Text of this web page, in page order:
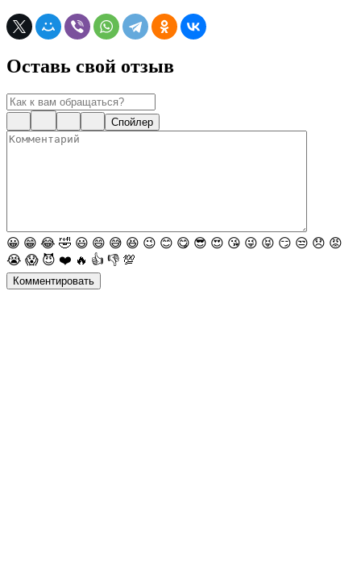
Оставь свой отзыв
Спойлер
😀 😁 😂 🤣 😃 😄 😅 😆 😉 😊 😋 😎 😍 😘 😜 😝 😏 😒 😞 😡
😭 😱 😈 ❤️ 🔥 👍 👎 💯
Комментировать